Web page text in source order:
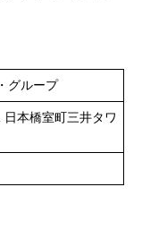
グループ
日本橋室町三井タワ